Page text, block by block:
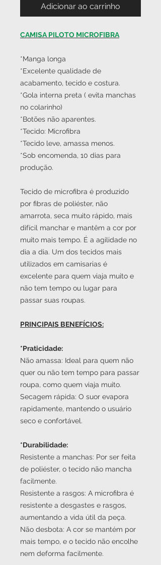
Adicionar ao carrinho
CAMISA PILOTO MICROFIBRA
*Manga longa
*Excelente qualidade de
acabamento, tecido e costura.
*Gola interna preta ( evita manchas
no colarinho)
*Botões não aparentes.
*Tecido: Microfibra
*Tecido leve, amassa menos.
*Sob encomenda, 10 dias para
produção.
Tecido de microfibra é produzido
por fibras de poliéster, não
amarrota, seca muito rápido, mais
difícil manchar e mantêm a cor por
muito mais tempo. É a agilidade no
dia a dia. Um dos tecidos mais
utilizados em camisarias é
excelente para quem viaja muito e
não tem tempo ou lugar para
passar suas roupas.
PRINCIPAIS BENEFÍCIOS:
*Praticidade:
Não amassa: Ideal para quem não
quer ou não tem tempo para passar
roupa, como quem viaja muito.
Secagem rápida: O suor evapora
rapidamente, mantendo o usuário
seco e confortável.
*Durabilidade:
Resistente a manchas: Por ser feita
de poliéster, o tecido não mancha
facilmente.
Resistente a rasgos: A microfibra é
resistente a desgastes e rasgos,
aumentando a vida útil da peça.
Não desbota: A cor se mantém por
mais tempo, e o tecido não encolhe
nem deforma facilmente.